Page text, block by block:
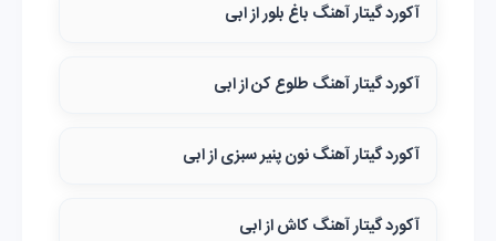
آکورد گیتار آهنگ باغ بلور از ابی
آکورد گیتار آهنگ طلوع کن از ابی
آکورد گیتار آهنگ نون پنیر سبزی از ابی
آکورد گیتار آهنگ کاش از ابی